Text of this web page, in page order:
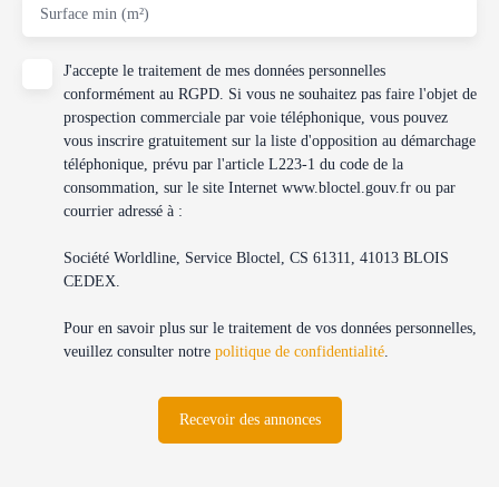
Surface min (m²)
J'accepte le traitement de mes données personnelles
conformément au RGPD. Si vous ne souhaitez pas faire l'objet de
prospection commerciale par voie téléphonique, vous pouvez
vous inscrire gratuitement sur la liste d'opposition au démarchage
téléphonique, prévu par l'article L223-1 du code de la
consommation, sur le site Internet www.bloctel.gouv.fr ou par
courrier adressé à :
Société Worldline, Service Bloctel, CS 61311, 41013 BLOIS
CEDEX.
Pour en savoir plus sur le traitement de vos données personnelles,
veuillez consulter notre politique de confidentialité
Recevoir des annonces